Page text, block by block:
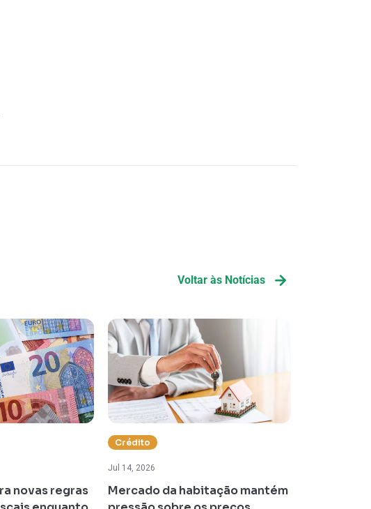
Voltar às Notícias
novas regras
Crédito
Jul 14, 2026
Mercado da habitação mantém